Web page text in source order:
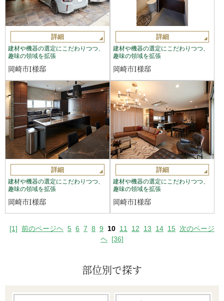
部位別で探す
詳細
建材や機器の選定にこだわりつつ、
趣味の領域を拡張
岡崎市I様邸
詳細
建材や機器の選定にこだわりつつ、
趣味の領域を拡張
岡崎市I様邸
詳細
建材や機器の選定にこだわりつつ、
趣味の領域を拡張
岡崎市I様邸
詳細
建材や機器の選定にこだわりつつ、
趣味の領域を拡張
岡崎市I様邸
[1] 前のページヘ 5 6 7 8 9 10 11 12 13 14 15 次のページ
ヘ [36]